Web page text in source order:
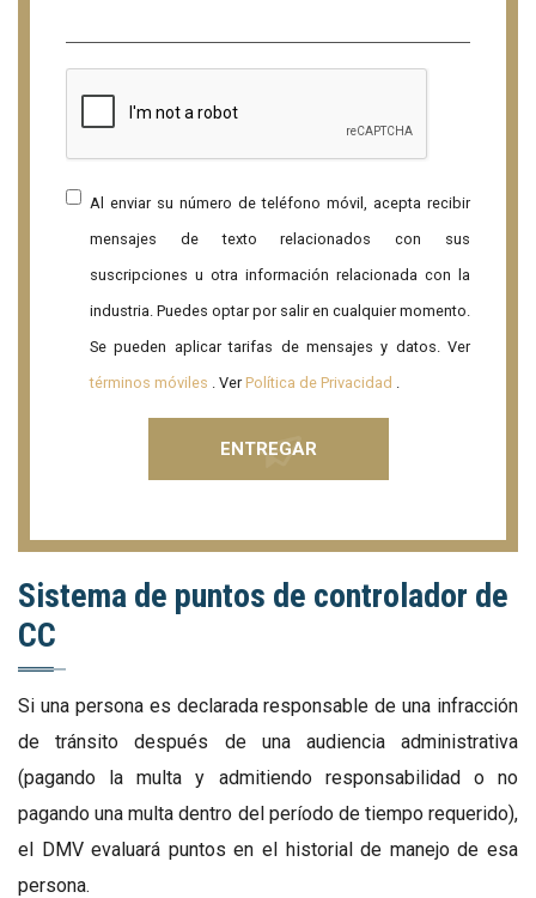
Al enviar su número de teléfono móvil, acepta recibir
mensajes de texto relacionados con sus
suscripciones u otra información relacionada con la
industria. Puedes optar por salir en cualquier momento.
Se pueden aplicar tarifas de mensajes y datos. Ver
términos móviles . VerPolítica de Privacidad
Sistema de puntos de controlador de
CC
Si una persona es declarada responsable de una infracción
de tránsito después de una audiencia administrativa
(pagando la multa y admitiendo responsabilidad o no
pagando una multa dentro del período de tiempo requerido),
el DMV evaluará puntos en el historial de manejo de esa
persona.